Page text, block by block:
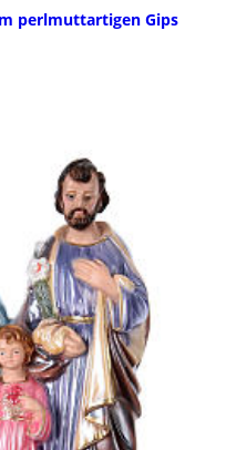
perlmuttartigen Gips